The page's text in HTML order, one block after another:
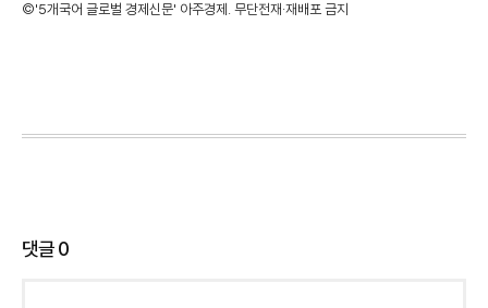
©'5개국어 글로벌 경제신문' 아주경제. 무단전재·재배포 금지
댓글0